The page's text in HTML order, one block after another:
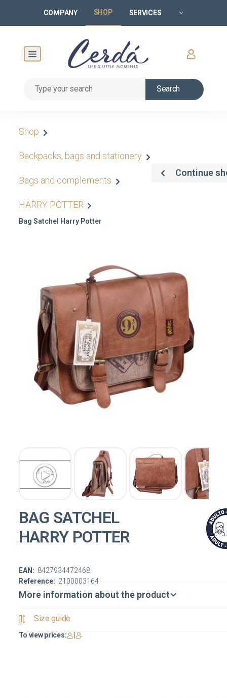
COMPANY SHOP SERVICES
Search
Shop
Backpacks, bags and stationery
Bags and complements
HARRY POTTER
Bag Satchel Harry Potter
Continue
BAG SATCHEL
HARRY POTTER
Reference: 2100003164
EAN: 8427934472468
More information about the product
Size guide
To view prices: